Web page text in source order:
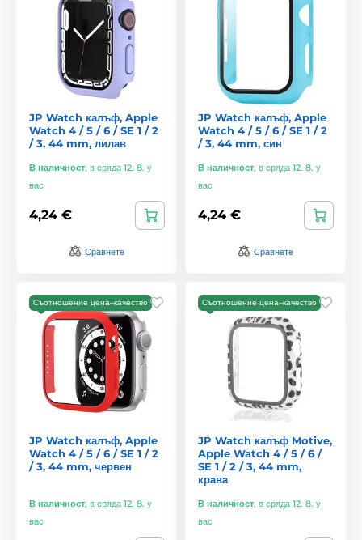
JP Watch калъф, Apple
Watch 4 / 5 / 6 / SE 1 / 2
/ 3, 44 mm, лилав
В наличност, в сряда 12. 8. у
вас
4,24 €
Сравнете
JP Watch калъф, Apple
Watch 4 / 5 / 6 / SE 1 / 2
/ 3, 44 mm, син
В наличност, в сряда 12. 8. у
вас
4,24 €
Сравнете
Съотношение цена–качество
JP Watch калъф, Apple
Watch 4 / 5 / 6 / SE 1 / 2
/ 3, 44 mm, червен
В наличност, в сряда 12. 8. у
вас
Съотношение цена–качество
JP Watch калъф Motive,
Apple Watch 4 / 5 / 6 /
SE 1 / 2 / 3, 44 mm,
крава
В наличност, в сряда 12. 8. у
вас